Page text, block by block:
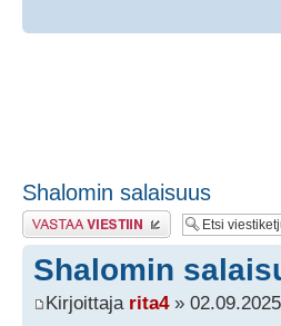
Shalomin salaisuus
Lähetä vastaus
Shalomin
Kirjoittaja rita4»